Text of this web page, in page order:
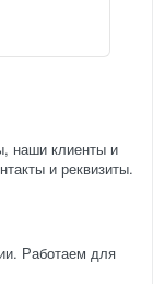
наши клиенты и
и реквизиты.
Работаем для